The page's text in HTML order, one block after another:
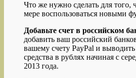
Что же нужно сделать для того,
мере воспользоваться новыми
Добавьте счет в российском
добавить ваш российский
вашему счету PayPal и
средства в рублях начиная с
2013 года.